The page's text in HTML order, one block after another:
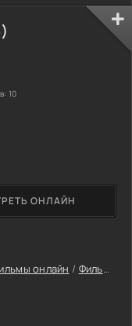
показывали всё,
которые
людей. Но
онлайн / Фильмы 2026
ОНЛАЙН
10